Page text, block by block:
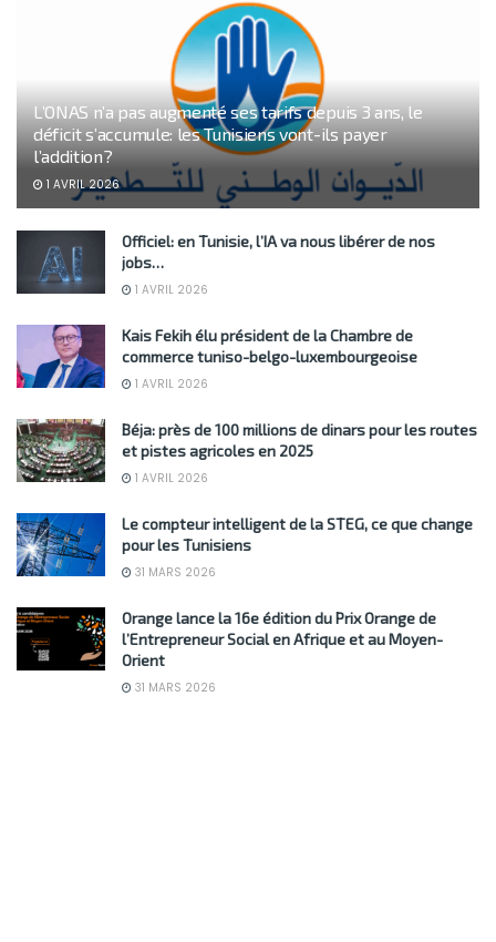
L’ONAS n’a pas augmenté ses tarifs depuis 3 ans, le
déficit s’accumule: les Tunisiens vont-ils payer
l’addition?
1 AVRIL 2026
Officiel: en Tunisie, l’IA va nous libérer de nos
jobs…
1 AVRIL 2026
Kais Fekih élu président de la Chambre de
commerce tuniso-belgo-luxembourgeoise
1 AVRIL 2026
Béja: près de 100 millions de dinars pour les routes
et pistes agricoles en 2025
1 AVRIL 2026
Le compteur intelligent de la STEG, ce que change
pour les Tunisiens
31 MARS 2026
Orange lance la 16e édition du Prix Orange de
l’Entrepreneur Social en Afrique et au Moyen-
Orient
31 MARS 2026